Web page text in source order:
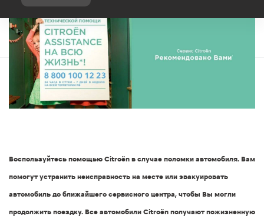
Воспользуйтесь помощью Citroёn в случае поломки автомобиля. Вам
помогут устранить неисправность на месте или эвакуировать
автомобиль до ближайшего сервисного центра, чтобы Вы могли
продолжить поездку. Все автомобили Citroёn получают пожизненную